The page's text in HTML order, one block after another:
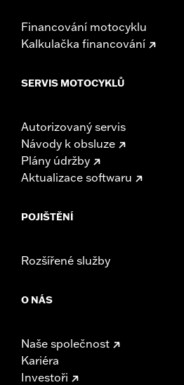
Financování motocyklu
Kalkulačka financování
SERVIS MOTOCYKLŮ
Autorizovaný servis
Návody k obsluze
Plány údržby
Aktualizace softwaru
POJIŠTĚNÍ
Rozšířené služby
O NÁS
Naše společnost
Kariéra
Investoři